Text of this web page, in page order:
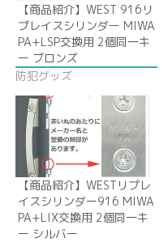
【商品紹介】WEST 916リ
プレイスシリンダー MIWA
PA+LSP交換用 2個同一キ
ー ブロンズ
防犯グッズ
【商品紹介】WESTリプレ
イスシリンダー916 MIWA
PA+LIX交換用 2個同一キ
ー シルバー